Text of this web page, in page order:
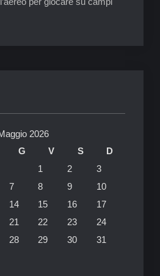
2026
G V S
D
1
2
3
7 8 9
10
14 15 16
17
21 22 23
24
28 29 30 31